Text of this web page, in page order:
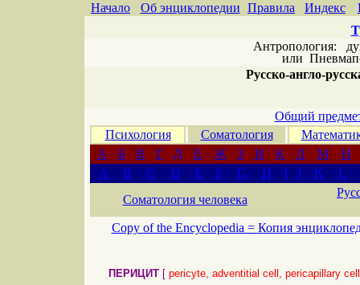
Начало Об энциклопедии Правила Индекс
Антропология:
или
Русско-англо-
Общий
Психология
Соматология
А
Б В Г Д Е Ж З И К Л М
Н
A
B C D E F G H I J K
L
Соматология человека
Copy of the Encyclopedia = Копия
ПЕРИЦИТ [ pericyte, adventitial cell, pericapillary